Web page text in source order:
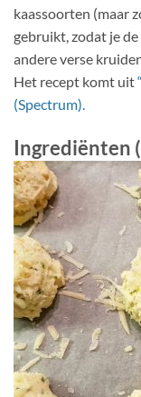
kaassoorten (maar
gebruikt, zodat je
andere verse
Het recept komt uit
(Spectrum).
Ingrediënten